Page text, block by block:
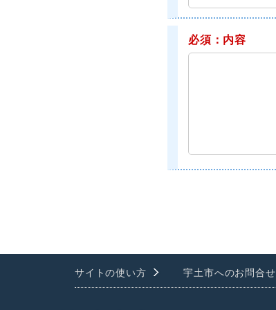
必須：内容
サイトの使い方 宇土市へのお問合せ